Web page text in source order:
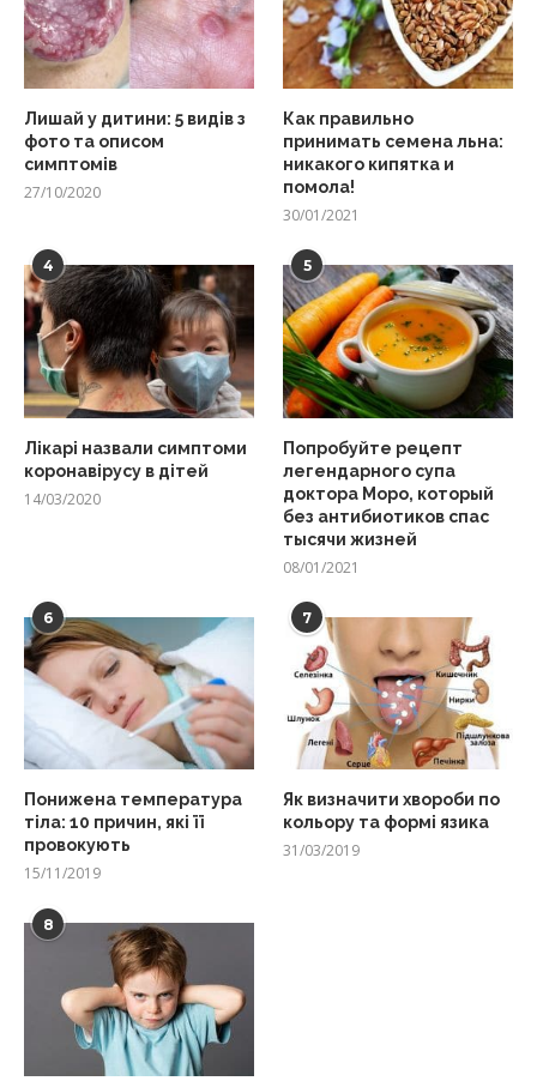
Лишай у дитини: 5 видів з
фото та описом
симптомів
27/10/2020
Как правильно
принимать семена льна:
никакого кипятка и
помола!
30/01/2021
4
Лікарі назвали симптоми
коронавірусу в дітей
14/03/2020
5
Попробуйте рецепт
легендарного супа
доктора Моро, который
без антибиотиков спас
тысячи жизней
08/01/2021
6
Понижена температура
тіла: 10 причин, які її
провокують
15/11/2019
7
Як визначити хвороби по
кольору та формі язика
31/03/2019
8